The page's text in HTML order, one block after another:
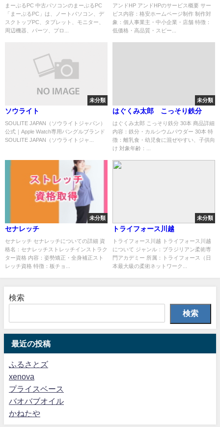
まーぶるPC 中古パソコンのまーぶるPC
「まーぶるPC」は、ノートパソコン、デ
スクトップPC、タブレット、モニター、
周辺機器、パーツ、プロ...
アンドHP アンドHPのサービス概要 サー
ビス内容：格安ホームページ制作 制作対
象：個人事業主・中小企業・店舗 特徴：
低価格・高品質・スピー...
未分類
ソウライト
SOULITE JAPAN（ソウライトジャパン）
公式｜Apple Watch専用バングルブランド
SOULITE JAPAN（ソウライトジャ...
未分類
はぐくみ太郎 こっそり鉄分
はぐくみ太郎 こっそり鉄分 30本 商品詳細
内容：鉄分・カルシウムパウダー 30本 特
徴：離乳食・幼児食に混ぜやすい、子供向
け 対象年齢：...
未分類
セナレッチ
セナレッチ セナレッチについての詳細 資
格名：セナレッチストレッチインストラク
ター資格 内容：姿勢矯正・全身補正スト
レッチ資格 特徴：板チョ...
未分類
トライフォース川越
トライフォース川越 トライフォース川越
について ジャンル：ブラジリアン柔術専
門アカデミー 所属：トライフォース（日
本最大級の柔術ネットワーク...
検索
検索
最近の投稿
ふるさとズ
xenova
プライスベース
バオバブオイル
かねたや